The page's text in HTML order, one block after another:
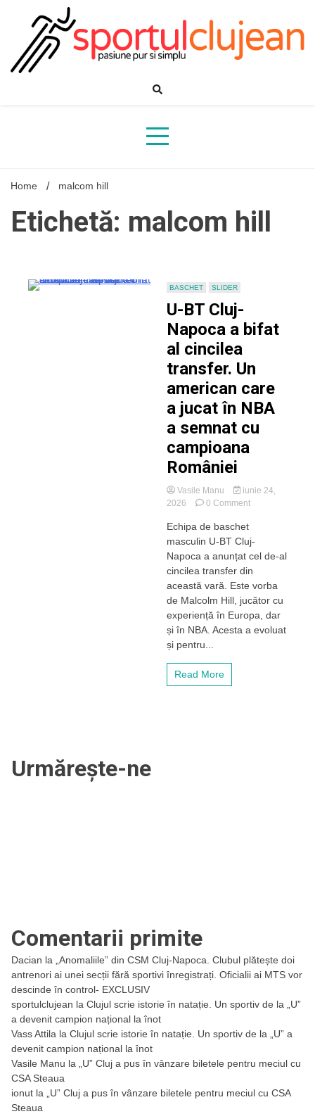
Home malcom hill
Etichetă: malcom hill
BASCHET SLIDER
U-BT Cluj-
Napoca a bifat
al cincilea
transfer. Un
american care
a jucat în NBA
a semnat cu
campioana
României
Vasile Manu
iunie 24,
2026
0 Commenton
Cluj-
Napoca
al
cincilea
transfer.
Un
Echipa de baschet
masculin U-BT Cluj-
Napoca a anunțat cel de-al
cincilea transfer din
această vară. Este vorba
de Malcolm Hill, jucător cu
experiență în Europa, dar
și în NBA. Acesta a evoluat
și pentru...
Read More
Urmărește-ne
Comentarii primite
Dacian la
„Anomaliile” din CSM Cluj-Napoca. Clubul plătește doi
antrenori ai unei secții fără sportivi înregistrați. Oficialii ai MTS vor
descinde în control- EXCLUSIV
sportulclujean la Clujul scrie istorie în natație. Un sportiv de la „U”
a devenit campion național la înot
Vass Attila la Clujul scrie istorie în natație. Un sportiv de la „U” a
devenit campion național la înot
Vasile Manu la
„U” Cluj a pus în vânzare biletele pentru meciul cu
CSA Steaua
ionut la
„U” Cluj a pus în vânzare biletele pentru meciul cu CSA
Steaua